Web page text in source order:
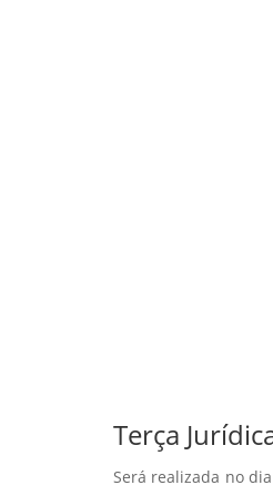
Terça
Será realizada no